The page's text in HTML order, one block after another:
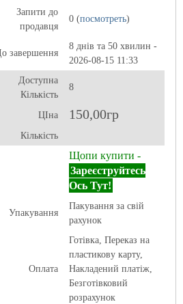
Запити до
продавця
0 (посмотреть)
завершення
8 днів та 50 хвилин -
2026-08-15 11:33
Доступна
Кількість
8
ЦІна 150,00гр
Кількість
Щопи купити -
Зареєструйтесь
Ось Тут!
Упакування
Пакування за свій
рахунок
Оплата
Готівка, Переказ на
пластикову карту,
Накладений платіж,
Безготівковий
розрахунок